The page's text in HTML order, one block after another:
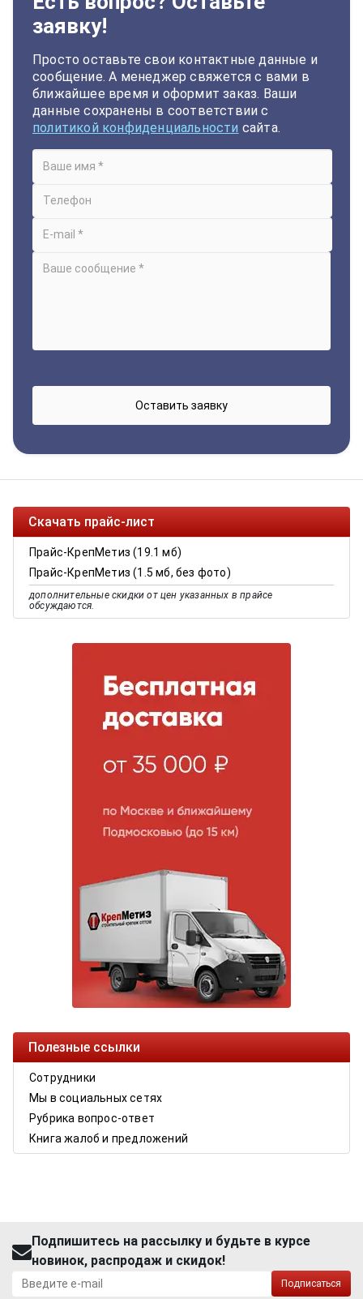
заявку!
Просто оставьте свои контактные данные и
сообщение. А менеджер свяжется с вами в
ближайшее время и оформит заказ. Ваши
данные сохранены в соответствии с
политикой конфиденциальности сайта.
Скачать прайс-лист
Прайс-КрепМетиз (19.1 мб)
Прайс-КрепМетиз (1.5 мб, без фото)
дополнительные скидки от цен указанных в прайсе
обсуждаются.
Полезные ссылки
Сотрудники
Мы в социальных сетях
Рубрика вопрос-ответ
Книга жалоб и предложений
Подпишитесь на рассылку и будьте в курсе
новинок, распродаж и скидок!
Подписаться